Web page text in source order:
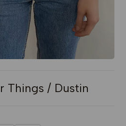
Things / Dustin